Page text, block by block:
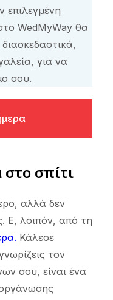
επιλεγμένη
WedMyWay θα
για να
σου.
σπίτι
αλλά δεν
Ε, λοιπόν, από τη
Κάλεσε
τον
σου, είναι ένα